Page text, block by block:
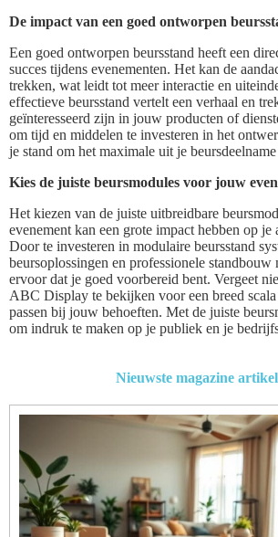
De impact van een goed ontworpen
Een goed ontworpen beursstand heeft een
succes tijdens evenementen. Het kan de
trekken, wat leidt tot meer interactie en
effectieve beursstand vertelt een verhaal en
geïnteresseerd zijn in jouw producten of
om tijd en middelen te investeren in het
je stand om het maximale uit je
Kies de juiste beursmodules voor jouw
Het kiezen van de juiste uitbreidbare
evenement kan een grote impact hebben op je
Door te investeren in modulaire beursstand
beursoplossingen en professionele standbouw
ervoor dat je goed voorbereid bent. Vergeet
ABC Display te bekijken voor een breed scala
passen bij jouw behoeften. Met de juiste
om indruk te maken op je publiek en je
Nieuwste magazine